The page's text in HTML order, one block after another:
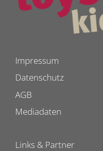
Impressum
Datenschutz
AGB
Mediadaten
Links & Partner